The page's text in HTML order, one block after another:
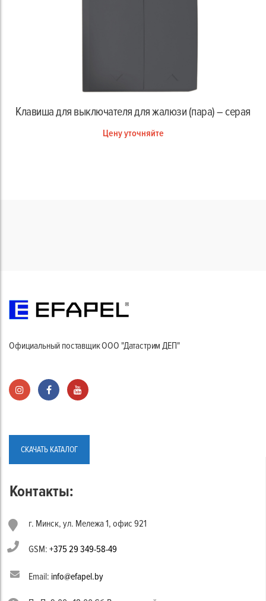
Клавиша для выключателя для жалюзи (пара) – серая
Цену уточняйте
Официальный поставщик ООО "Датастрим ДЕП"
СКАЧАТЬ КАТАЛОГ
Контакты:
г. Минск, ул. Мележа 1, офис 921
GSM: +375 29 349-58-49
Email: info@efapel.by